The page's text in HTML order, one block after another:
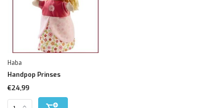
Haba
Handpop Prinses
€24,99